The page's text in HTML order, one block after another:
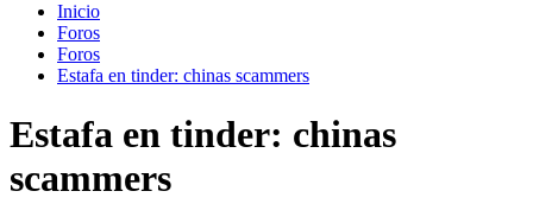
Inicio
Foros
Foros
Estafa en tinder: chinas scammers
Estafa en tinder: chinas
scammers